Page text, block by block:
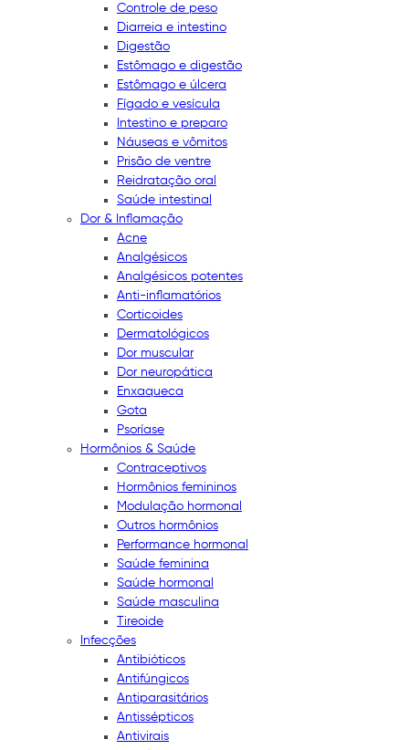
Controle de peso
Diarreia e intestino
Digestão
Estômago e digestão
Estômago e úlcera
Fígado e vesícula
Intestino e preparo
Náuseas e vômitos
Prisão de ventre
Reidratação oral
Saúde intestinal
Dor & Inflamação
Acne
Analgésicos
Analgésicos potentes
Anti-inflamatórios
Corticoides
Dermatológicos
Dor muscular
Dor neuropática
Enxaqueca
Gota
Psoríase
Hormônios & Saúde
Contraceptivos
Hormônios femininos
Modulação hormonal
Outros hormônios
Performance hormonal
Saúde feminina
Saúde hormonal
Saúde masculina
Tireoide
Infecções
Antibióticos
Antifúngicos
Antiparasitários
Antissépticos
Antivirais